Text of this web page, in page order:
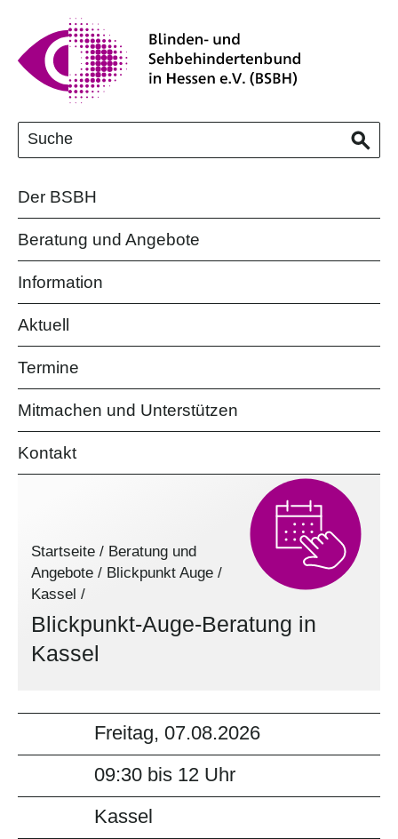
Der BSBH
Beratung und Angebote
Information
Aktuell
Termine
Mitmachen und Unterstützen
Kontakt
Startseite / Beratung und
Angebote / Blickpunkt Auge /
Kassel /
Blickpunkt-Auge-Beratung in
Kassel
Freitag, 07.08.2026
09:30 bis 12 Uhr
Kassel